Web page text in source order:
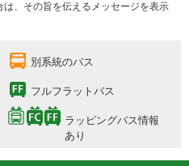
、その旨を伝えるメッセージを表示
別系統のバス
フルフラットバス
ラッピングバス情報
あり